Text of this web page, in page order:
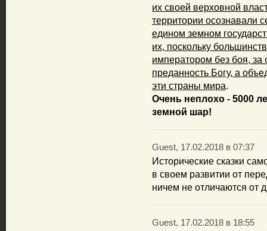
их своей верховной
территории осознавали
едином земном
их, поскольку
императором без боя, за
преданность Богу, а
эти страны мира.
Очень неплохо - 5000
земной шар!
Guest, 17.02.2018 в 07:37
Исторические сказки
в своем развитии от
ничем не отличаются от
Guest, 17.02.2018 в 18:55